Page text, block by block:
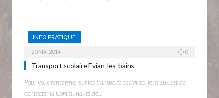
INFO PRATIQUE
20 MAI 2014 0
Transport scolaire Evian-les-bains
Pour vous renseigner sur les transports scolaires, le mieux est de
contacter la Communauté de…